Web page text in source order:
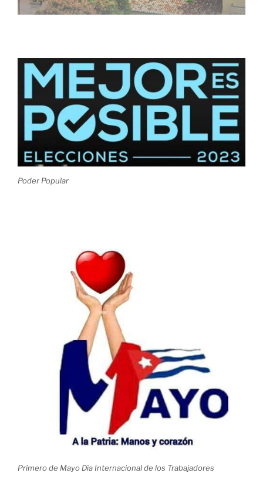
Poder Popular
Primero de Mayo Día Internacional de los Trabajadores